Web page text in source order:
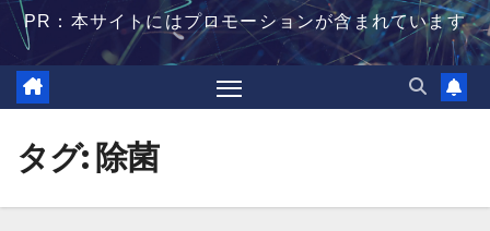
PR：本サイトにはプロモーションが含まれています
タグ: 除菌